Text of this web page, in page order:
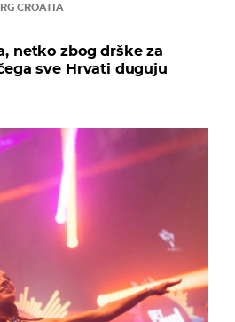
CROATIA
netko zbog drške za
sve Hrvati duguju